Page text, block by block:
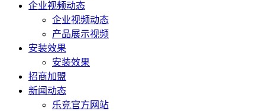
企业视频动态
企业视频动态
产品展示视频
安装效果
安装效果
招商加盟
新闻动态
乐竞官方网站